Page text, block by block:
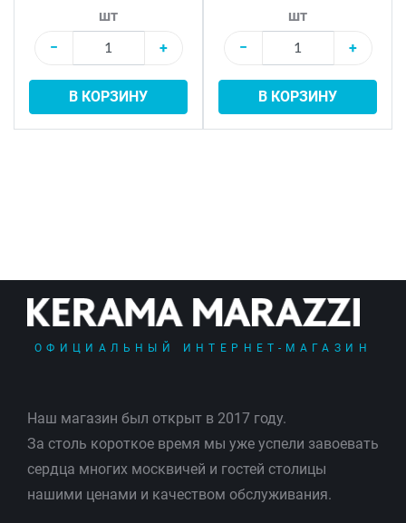
шт
−
+
В КОРЗИНУ
шт
−
+
В КОРЗИНУ
ОФИЦИАЛЬНЫЙ ИНТЕРНЕТ-МАГАЗИН
Наш магазин был открыт в 2017 году.
За столь короткое время мы уже успели завоевать
сердца многих москвичей и гостей столицы
нашими ценами и качеством обслуживания.